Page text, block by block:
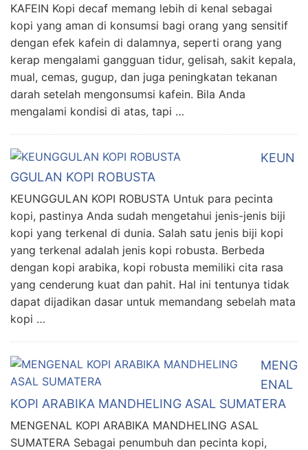
KAFEIN Kopi decaf memang lebih di kenal sebagai
kopi yang aman di konsumsi bagi orang yang sensitif
dengan efek kafein di dalamnya, seperti orang yang
kerap mengalami gangguan tidur, gelisah, sakit kepala,
mual, cemas, gugup, dan juga peningkatan tekanan
darah setelah mengonsumsi kafein. Bila Anda
mengalami kondisi di atas, tapi …
KEUN
GGULAN KOPI ROBUSTA
KEUNGGULAN KOPI ROBUSTA Untuk para pecinta
kopi, pastinya Anda sudah mengetahui jenis-jenis biji
kopi yang terkenal di dunia. Salah satu jenis biji kopi
yang terkenal adalah jenis kopi robusta. Berbeda
dengan kopi arabika, kopi robusta memiliki cita rasa
yang cenderung kuat dan pahit. Hal ini tentunya tidak
dapat dijadikan dasar untuk memandang sebelah mata
kopi …
MENG
ENAL
KOPI ARABIKA MANDHELING ASAL SUMATERA
MENGENAL KOPI ARABIKA MANDHELING ASAL
SUMATERA Sebagai penumbuh dan pecinta kopi,